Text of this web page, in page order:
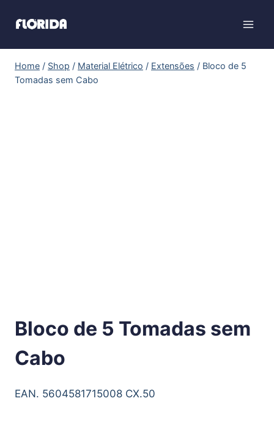
Home / Shop / Material Elétrico / Extensões / Bloco de 5
Tomadas sem Cabo
Bloco de 5 Tomadas sem
Cabo
EAN. 5604581715008 CX.50